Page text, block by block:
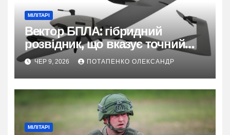
МІЛІТАРІ
Вектор БПЛА: гібридний
розвідник, що вказує точний
напрямок на фронті
ЧЕР 9, 2026 ПОТАПЕНКО ОЛЕКСАНДР
МІЛІТАРІ